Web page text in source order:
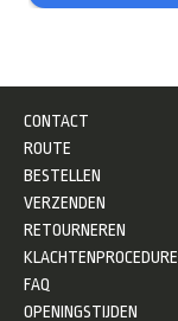
CONTACT
ROUTE
BESTELLEN
VERZENDEN
RETOURNEREN
KLACHTENPROCEDURE
FAQ
OPENINGSTIJDEN